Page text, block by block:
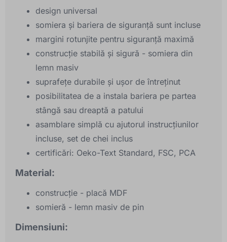
design universal
somiera și bariera de siguranță sunt incluse
margini rotunjite pentru siguranță maximă
construcție stabilă și sigură - somiera din
lemn masiv
suprafețe durabile și ușor de întreținut
posibilitatea de a instala bariera pe partea
stângă sau dreaptă a patului
asamblare simplă cu ajutorul instrucțiunilor
incluse, set de chei inclus
certificări: Oeko-Text Standard, FSC, PCA
Material:
construcție - placă MDF
somieră - lemn masiv de pin
Dimensiuni: